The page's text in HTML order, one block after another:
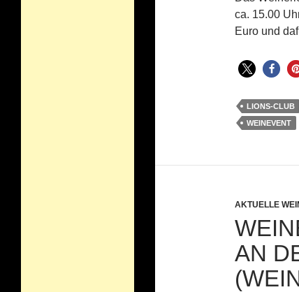
ca. 15.00
Euro und
LIONS-CLUB
WEINEVENT
AKTUELLE
AN